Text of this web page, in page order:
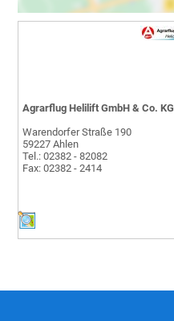
Agrarflug Helilift GmbH & Co. KG
Warendorfer Straße 190
59227 Ahlen
Tel.: 02382 - 82082
Fax: 02382 - 2414